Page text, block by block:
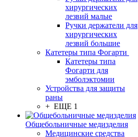
хирургических
лезвий малые
Ручки держатели для
хирургических
лезвий большие
Катетеры типа Фогарти
Катетеры типа
Фогарти для
эмболэктомии
Устройства для защиты
раны
+ ЕЩЕ 1
Общебольничные медизделия
Медицинские средства